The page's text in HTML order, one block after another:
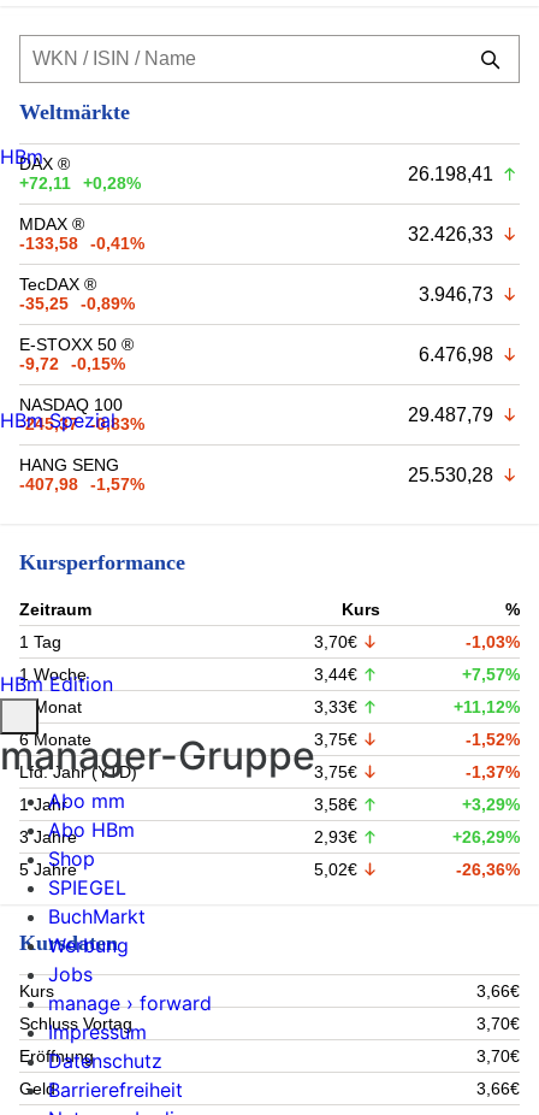
Weltmärkte
DAX ®
+72,11
+0,28% 26.198,41
MDAX ®
-133,58
-0,41% 32.426,33
TecDAX ®
-35,25
-0,89% 3.946,73
E-STOXX 50 ®
-9,72
-0,15% 6.476,98
NASDAQ 100
-245,37
-0,83% 29.487,79
HANG SENG
-407,98
-1,57% 25.530,28
Kursperformance
Zeitraum Kurs
%
1 Tag
3,70€
-1,03%
1 Woche
3,44€
+7,57%
1 Monat
3,33€
+11,12%
6 Monate
3,75€
-1,52%
Lfd. Jahr (YTD)
3,75€
-1,37%
1 Jahr
3,58€
+3,29%
3 Jahre
2,93€
+26,29%
5 Jahre
5,02€ -26,36%
Kursdaten
Kurs
3,66€
Schluss Vortag
3,70€
Eröffnung
3,70€
Geld
3,66€
HBm
HBm Spezial
HBm Edition
manager-Gruppe
Abo mm
Abo HBm
Shop
SPIEGEL
BuchMarkt
Werbung
Jobs
manage › forward
Impressum
Datenschutz
Barrierefreiheit